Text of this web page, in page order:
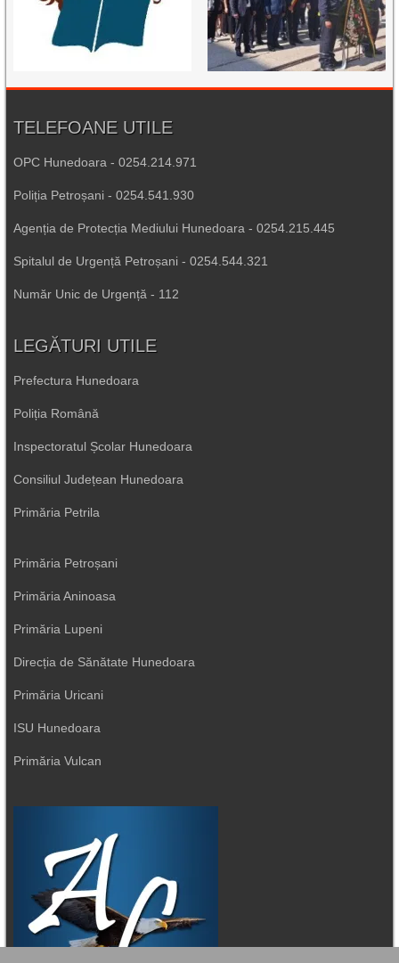
TELEFOANE UTILE
OPC Hunedoara - 0254.214.971
Poliția Petroșani - 0254.541.930
Agenția de Protecția Mediului Hunedoara - 0254.215.445
Spitalul de Urgență Petroșani - 0254.544.321
Număr Unic de Urgență - 112
LEGĂTURI UTILE
Prefectura Hunedoara
Poliția Română
Inspectoratul Școlar Hunedoara
Consiliul Județean Hunedoara
Primăria Petrila
Primăria Petroșani
Primăria Aninoasa
Primăria Lupeni
Direcția de Sănătate Hunedoara
Primăria Uricani
ISU Hunedoara
Primăria Vulcan